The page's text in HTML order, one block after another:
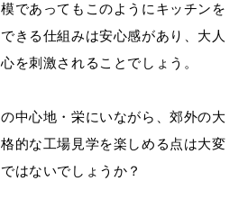
であってもこのようにキッチンを
きる仕組みは安心感があり、大人
を刺激されることでしょう。
中心地・栄にいながら、郊外の大
的な工場見学を楽しめる点は大変
はないでしょうか？